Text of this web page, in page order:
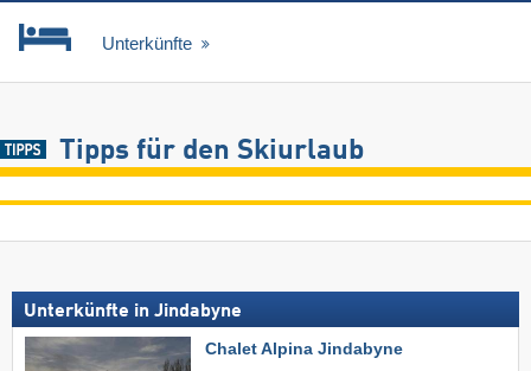
Unterkünfte
Tipps für den Skiurlaub
Unterkünfte in Jindabyne
Chalet Alpina Jindabyne